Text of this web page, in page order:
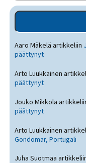
Aaro Mäkelä artikkeliin
päättynyt
Arto Luukkainen
päättynyt
Jouko Mikkola
päättynyt
Arto Luukkainen
Gondomar, Portugali
Juha Suotmaa